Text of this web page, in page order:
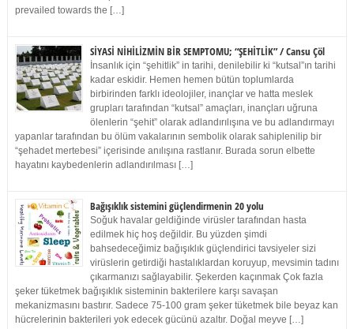
prevailed towards the […]
SİYASİ NİHİLİZMİN BİR SEMPTOMU; “ŞEHİTLİK” / Cansu Çöl
İnsanlık için “şehitlik” in tarihi, denilebilir ki “kutsal”ın tarihi
kadar eskidir. Hemen hemen bütün toplumlarda
birbirinden farklı ideolojiler, inançlar ve hatta meslek
grupları tarafından “kutsal” amaçları, inançları uğruna
ölenlerin “şehit” olarak adlandırılışına ve bu adlandırmayı
yapanlar tarafından bu ölüm vakalarının sembolik olarak sahiplenilip bir
“şehadet mertebesi” içerisinde anılışına rastlanır. Burada sorun elbette
hayatını kaybedenlerin adlandırılması […]
Bağışıklık sistemini güçlendirmenin 20 yolu
Soğuk havalar geldiğinde virüsler tarafından hasta
edilmek hiç hoş değildir. Bu yüzden şimdi
bahsedeceğimiz bağışıklık güçlendirici tavsiyeler sizi
virüslerin getirdiği hastalıklardan koruyup, mevsimin tadını
çıkarmanızı sağlayabilir. Şekerden kaçınmak Çok fazla
şeker tüketmek bağışıklık sisteminin bakterilere karşı savaşan
mekanizmasını bastırır. Sadece 75-100 gram şeker tüketmek bile beyaz kan
hücrelerinin bakterileri yok edecek gücünü azaltır. Doğal meyve […]